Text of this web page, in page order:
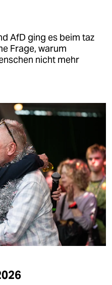
AfD ging es beim taz
Frage, warum
nicht mehr